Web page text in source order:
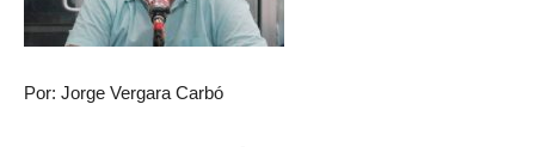
Por: Jorge Vergara Carbó